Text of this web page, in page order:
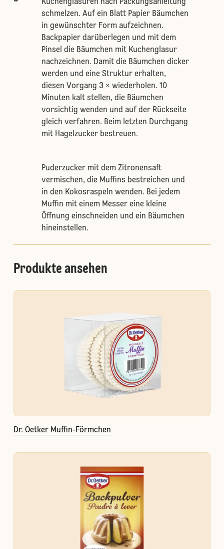
Kuchenglasuren nach Packungsanleitung
schmelzen. Auf ein Blatt Papier Bäumchen
in gewünschter Form aufzeichnen.
Backpapier darüberlegen und mit dem
Pinsel die Bäumchen mit Kuchenglasur
nachzeichnen. Damit die Bäumchen dicker
werden und eine Struktur erhalten,
diesen Vorgang 3 × wiederholen. 10
Minuten kalt stellen, die Bäumchen
vorsichtig wenden und auf der Rückseite
gleich verfahren. Beim letzten Durchgang
mit Hagelzucker bestreuen.
Puderzucker mit dem Zitronensaft
vermischen, die Muffins bestreichen und
in den Kokosraspeln wenden. Bei jedem
Muffin mit einem Messer eine kleine
Öffnung einschneiden und ein Bäumchen
hineinstellen.
Produkte ansehen
Dr. Oetker Muffin-Förmchen